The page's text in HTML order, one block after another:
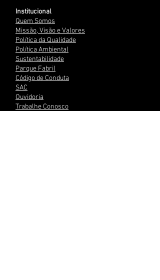
Institucional
Quem Somos
Missão, Visão e Valores
Política da Qualidade
Política Ambiental​
Sustentabilidade​
Parque Fabril​
Código de Conduta​
SAC
​Ouvidoria​
Trabalhe Conosco​